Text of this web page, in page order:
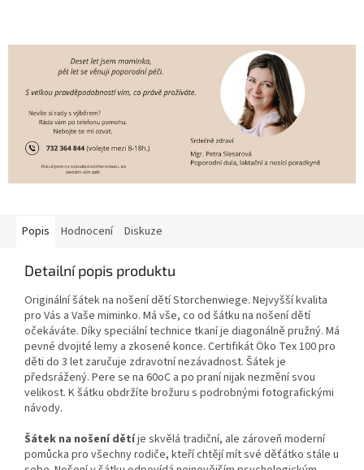
Popis Hodnocení Diskuze
Detailní popis produktu
Originální šátek na nošení dětí Storchenwiege. Nejvyšší kvalita
pro Vás a Vaše miminko. Má vše, co od šátku na nošení dětí
očekáváte. Díky speciální technice tkaní je diagonálně pružný. Má
pevné dvojité lemy a zkosené konce. Certifikát Öko Tex 100 pro
děti do 3 let zaručuje zdravotní nezávadnost. Šátek je
předsrážený. Pere se na 60oC a po praní nijak nezmění svou
velikost. K šátku obdržíte brožuru s podrobnými fotografickými
návody.
Šátek na nošení dětíje skvělá tradiční, ale zároveň moderní
pomůcka pro všechny rodiče, kteří chtějí mít své děťátko stále u